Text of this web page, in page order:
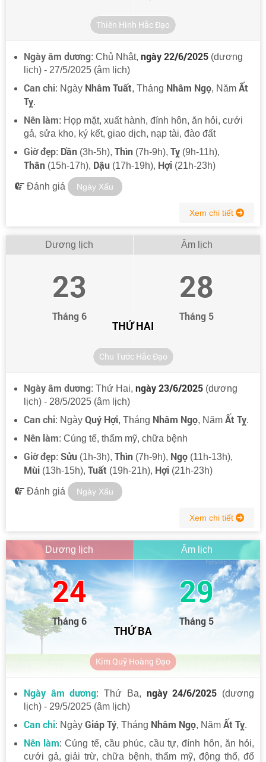
Thiên Hình Hắc Đạo
Ngày âm dương: Chủ Nhật, ngày 22/6/2025 (dương
lịch) - 27/5/2025 (âm lịch)
Can chi: Ngày Nhâm Tuất, Tháng Nhâm Ngọ, Năm Ất
Tỵ.
Nên làm: Họp mặt, xuất hành, đính hôn, ăn hỏi, cưới
gả, sửa kho, ký kết, giao dịch, nạp tài, đào đất
Giờ đẹp: Dần (3h-5h), Thìn (7h-9h), Tỵ (9h-11h),
Thân (15h-17h), Dậu (17h-19h), Hợi (21h-23h)
Đánh giá Ngày Xấu
Xem chi tiết
Dương lịch
23
Tháng 6
Âm lịch
28
Tháng 5
THỨ HAI
Chu Tước Hắc Đạo
Ngày âm dương: Thứ Hai, ngày 23/6/2025 (dương
lịch) - 28/5/2025 (âm lịch)
Can chi: Ngày Quý Hợi, Tháng Nhâm Ngọ, Năm Ất Tỵ.
Nên làm: Cúng tế, thẩm mỹ, chữa bệnh
Giờ đẹp: Sửu (1h-3h), Thìn (7h-9h), Ngọ (11h-13h),
Mùi (13h-15h), Tuất (19h-21h), Hợi (21h-23h)
Đánh giá Ngày Xấu
Xem chi tiết
Dương lịch
24
Tháng 6
Âm lịch
29
Tháng 5
THỨ BA
Kim Quỹ Hoàng Đạo
Ngày âm dương: Thứ Ba, ngày 24/6/2025 (dương
lịch) - 29/5/2025 (âm lịch)
Can chi: Ngày Giáp Tý, Tháng Nhâm Ngọ, Năm Ất Tỵ.
Nên làm: Cúng tế, cầu phúc, cầu tự, đính hôn, ăn hỏi,
cưới gả, giải trừ, chữa bệnh, thẩm mỹ, động thổ, đổ